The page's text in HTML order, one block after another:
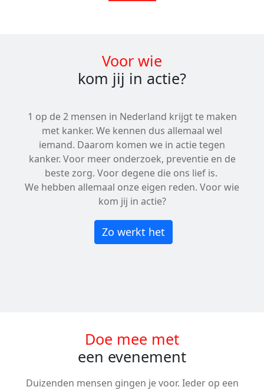
Voor wie
kom jij in actie?
1 op de 2 mensen in Nederland krijgt te maken
met kanker. We kennen dus allemaal wel
iemand. Daarom komen we in actie tegen
kanker. Voor meer onderzoek, preventie en de
beste zorg. Voor degene die ons lief is.
We hebben allemaal onze eigen reden. Voor wie
kom jij in actie?
Zo werkt het
Doe mee met
een evenement
Duizenden mensen gingen je voor. Ieder op een